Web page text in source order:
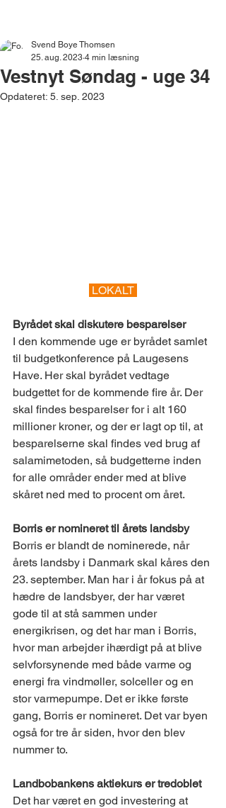
Vestnyt Søndag - uge 34
Svend Boye Thomsen
25. aug. 2023 4 min læsning
Opdateret: 5. sep. 2023
LOKALT
Byrådet skal diskutere besparelser
I den kommende uge er byrådet samlet
til budgetkonference på Laugesens
Have. Her skal byrådet vedtage
budgettet for de kommende fire år. Der
skal findes besparelser for i alt 160
millioner kroner, og der er lagt op til, at
besparelserne skal findes ved brug af
salamimetoden, så budgetterne inden
for alle områder ender med at blive
skåret ned med to procent om året.
Borris er nomineret til årets landsby
Borris er blandt de nominerede, når
årets landsby i Danmark skal kåres den
23. september. Man har i år fokus på at
hædre de landsbyer, der har været
gode til at stå sammen under
energikrisen, og det har man i Borris,
hvor man arbejder ihærdigt på at blive
selvforsynende med både varme og
energi fra vindmøller, solceller og en
stor varmepumpe. Det er ikke første
gang, Borris er nomineret. Det var byen
også for tre år siden, hvor den blev
nummer to.
Landbobankens aktiekurs er tredoblet
Det har været en god investering at